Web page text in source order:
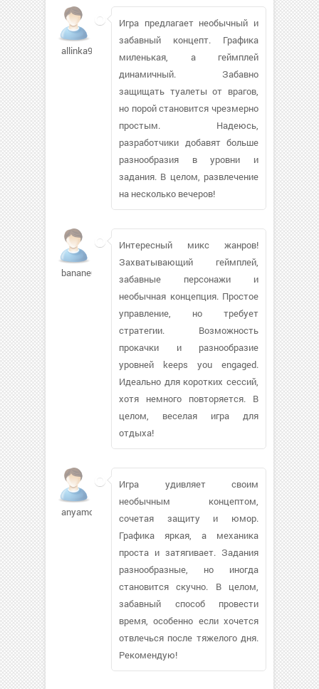
allinka91403
Игра предлагает необычный и
забавный концепт. Графика
миленькая, а геймплей
динамичный. Забавно
защищать туалеты от врагов,
но порой становится чрезмерно
простым. Надеюсь,
разработчики добавят больше
разнообразия в уровни и
задания. В целом, развлечение
на несколько вечеров!
banane007
Интересный микс жанров!
Захватывающий геймплей,
забавные персонажи и
необычная концепция. Простое
управление, но требует
стратегии. Возможность
прокачки и разнообразие
уровней keeps you engaged.
Идеально для коротких сессий,
хотя немного повторяется. В
целом, веселая игра для
отдыха!
anyamopc
Игра удивляет своим
необычным концептом,
сочетая защиту и юмор.
Графика яркая, а механика
проста и затягивает. Задания
разнообразные, но иногда
становится скучно. В целом,
забавный способ провести
время, особенно если хочется
отвлечься после тяжелого дня.
Рекомендую!